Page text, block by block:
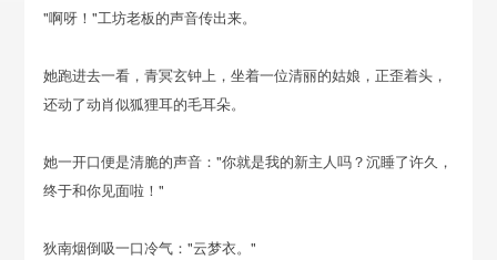
"啊呀！"工坊老板的声音传出来。
她跑进去一看，青冥玄钟上，坐着一位清丽的姑娘，正歪着头，
还动了动肖似狐狸耳的毛耳朵。
她一开口便是清脆的声音："你就是我的新主人吗？沉睡了许久，
终于和你见面啦！"
狄南烟倒吸一口冷气："云梦衣。"